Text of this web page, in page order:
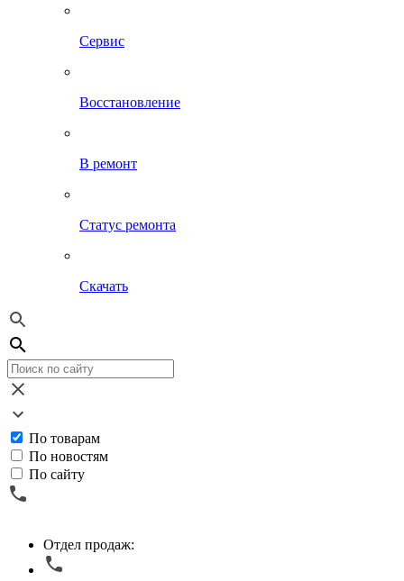
Сервис
Восстановление
В ремонт
Статус ремонта
Скачать
По товарам
По новостям
По сайту
Отдел продаж: